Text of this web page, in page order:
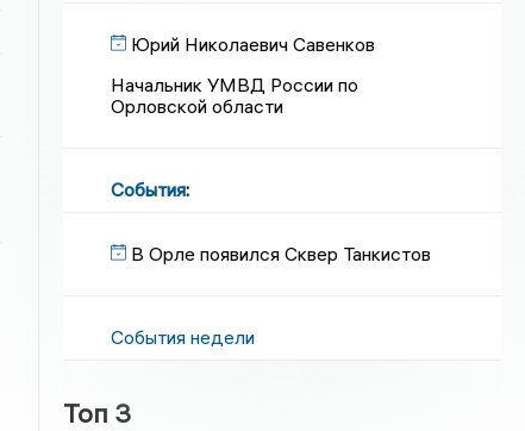
Юрий Николаевич Савенков
Начальник УМВД России по
Орловской области
События:
В Орле появился Сквер Танкистов
События недели
Топ 3